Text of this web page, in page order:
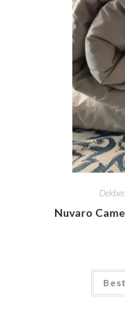
Nuvaro